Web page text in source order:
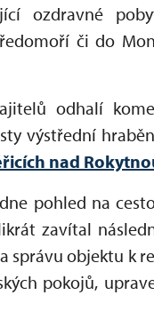
ozdravné
či do
odhalí
výstřední
nad
pohled na
zavítal
správu objektu k
pokojů,